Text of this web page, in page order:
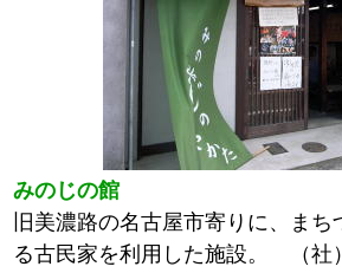
みのじの館
旧美濃路の名古屋市寄りに、ま
る古民家を利用した施設。 （社